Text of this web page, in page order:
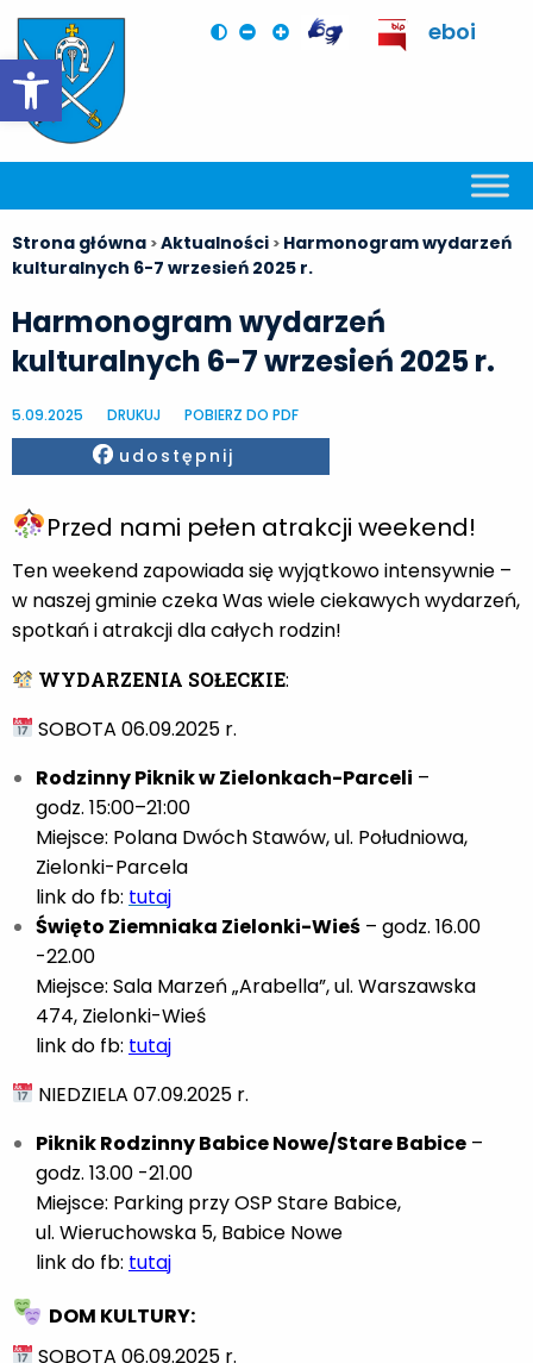
Otwórz pasek narzędzi
eboi
Strona główna >Aktualności > Harmonogram wydarzeń
kulturalnych 6-7 wrzesień 2025 r.
Harmonogram wydarzeń
kulturalnych 6-7 wrzesień 2025 r.
5.09.2025 DRUKUJ POBIERZ DO PDF
Facebook
udostępnij
Przed nami pełen atrakcji weekend!
Ten weekend zapowiada się wyjątkowo intensywnie –
w naszej gminie czeka Was wiele ciekawych wydarzeń,
spotkań i atrakcji dla całych rodzin!
WYDARZENIA SOŁECKIE:
SOBOTA 06.09.2025 r.
Rodzinny Piknik w Zielonkach-Parceli –
godz. 15:00–21:00
Miejsce: Polana Dwóch Stawów, ul. Południowa,
Zielonki-Parcela
link do fb: tutaj
Święto Ziemniaka Zielonki-Wieś – godz. 16.00
-22.00
Miejsce: Sala Marzeń „Arabella”, ul. Warszawska
474, Zielonki-Wieś
link do fb: tutaj
NIEDZIELA 07.09.2025 r.
Piknik Rodzinny Babice Nowe/Stare Babice –
godz. 13.00 -21.00
Miejsce: Parking przy OSP Stare Babice,
ul. Wieruchowska 5, Babice Nowe
link do fb: tutaj
DOM KULTURY:
SOBOTA 06.09.2025 r.